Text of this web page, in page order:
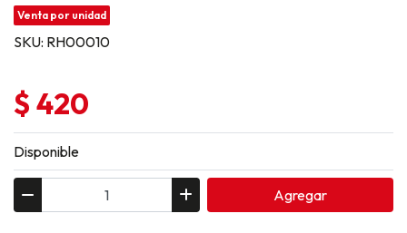
Venta por unidad
SKU: RH00010
$ 420
Disponible
Agregar